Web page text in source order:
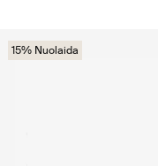
15% Nuolaida